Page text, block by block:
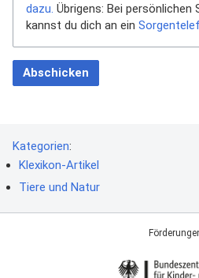
dazu. Übrigens: Bei
kannst du dich an ein
Abschicken
Kategorien:
Klexikon-Artikel
Tiere und Natur